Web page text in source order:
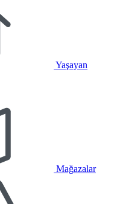
Yaşayan
Mağazalar